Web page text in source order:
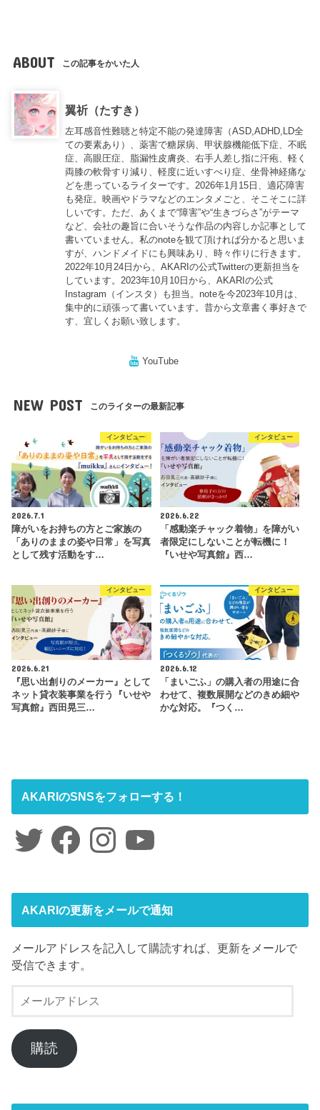
ABOUT この記事をかいた人
翼祈（たすき）
左耳感音性難聴と特定不能の発達障害（ASD,ADHD,LD全
ての要素あり）、薬害で糖尿病、甲状腺機能低下症、不眠
症、高眼圧症、脂漏性皮膚炎、右手人差し指に汗疱、軽く
両膝の軟骨すり減り、軽度に近いすべり症、坐骨神経痛な
どを患っているライターです。2026年1月15日、適応障害
も発症。映画やドラマなどのエンタメごと、そこそこに詳
しいです。ただ、あくまで“障害”や“生きづらさ”がテーマ
など、会社の趣旨に合いそうな作品の内容しか記事として
書いていません。私のnoteを観て頂ければ分かると思いま
すが、ハンドメイドにも興味あり、時々作りに行きます。
2022年10月24日から、AKARIの公式Twitterの更新担当を
しています。2023年10月10日から、AKARIの公式
Instagram（インスタ）も担当。noteを今2023年10月は、
集中的に頑張って書いています。昔から文章書く事好きで
す、宜しくお願い致します。
YouTube
NEW POST このライターの最新記事
インタビュー
2026.7.1
障がいをお持ちの方とご家族の
「ありのままの姿や日常」を写真
として残す活動をす…
インタビュー
2026.6.22
「感動楽チャック着物」を障がい
者限定にしないことが転機に！
『いせや写真館』西…
インタビュー
2026.6.21
『思い出創りのメーカー』として
ネット貸衣装事業を行う『いせや
写真館』西田晃三…
インタビュー
2026.6.12
「まいごふ」の購入者の用途に合
わせて、複数展開などのきめ細や
かな対応。『つく…
AKARIのSNSをフォローする！
Twitter FacebookInstagramYouTube
AKARIの更新をメールで通知
メールアドレスを記入して購読すれば、更新をメールで
受信できます。
ー
ア
ド
購読